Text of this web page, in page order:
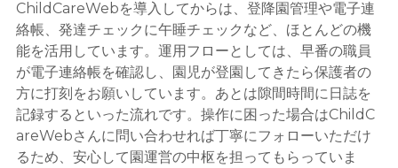
ChildCareWebを導入してからは、登降園管理や電子連
絡帳、発達チェックに午睡チェックなど、ほとんどの機
能を活用しています。運用フローとしては、早番の職員
が電子連絡帳を確認し、園児が登園してきたら保護者の
方に打刻をお願いしています。あとは隙間時間に日誌を
記録するといった流れです。操作に困った場合はChildC
areWebさんに問い合わせれば丁寧にフォローいただけ
るため、安心して園運営の中枢を担ってもらっていま